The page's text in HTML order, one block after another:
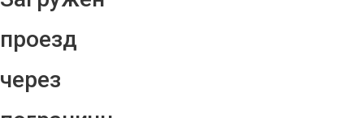
проезд
через